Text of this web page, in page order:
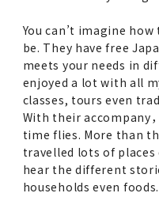
You can’t imagine
be. They have free
meets your needs in
enjoyed a lot with all
classes, tours even
With their accompany
time flies. More than
travelled lots of
hear the different
households even foods.